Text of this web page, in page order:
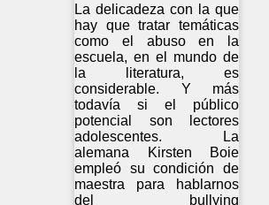
La delicadeza con la que
hay que tratar temáticas
como el abuso en la
escuela, en el mundo de
la literatura, es
considerable. Y más
todavía si el público
potencial son lectores
adolescentes. La
alemana Kirsten Boie
empleó su condición de
maestra para hablarnos
del bullying